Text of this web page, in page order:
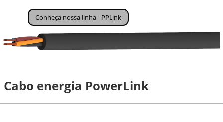
Conheça nossa linha - PPLink
Cabo energia PowerLink